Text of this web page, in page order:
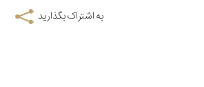
به اشتراک بگذارید